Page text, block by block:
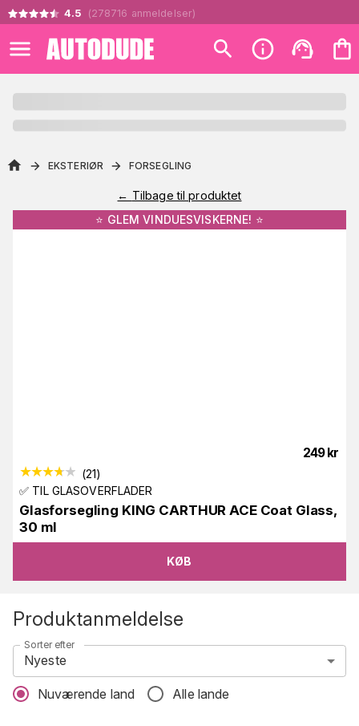
4.5 (278716 anmeldelser)
EKSTERIØR FORSEGLING
← Tilbage til produktet
⭐️ GLEM VINDUESVISKERNE! ⭐️
249 kr
(21)
✅ TIL GLASOVERFLADER
Glasforsegling KING CARTHUR ACE Coat Glass,
30 ml
KØB
Produktanmeldelse
Sorter efter
Nyeste
Nuværende land Alle lande